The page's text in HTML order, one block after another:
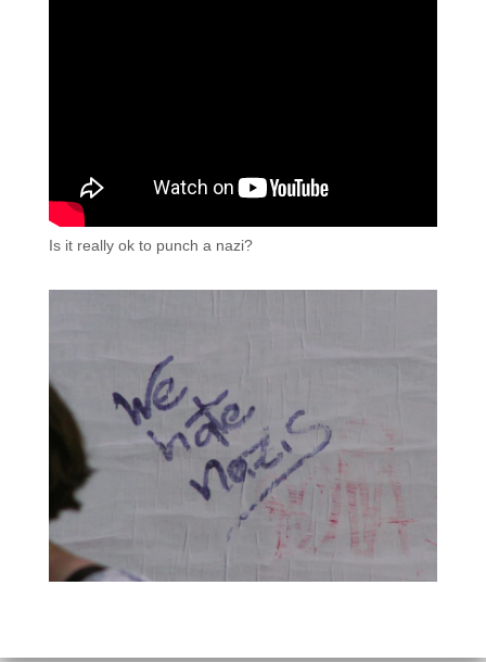
Is it really ok to punch a nazi?